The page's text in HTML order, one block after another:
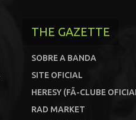
THE GAZETTE
SOBRE A BANDA
SITE OFICIAL
HERESY (FÃ-CLUBE
RAD MARKET